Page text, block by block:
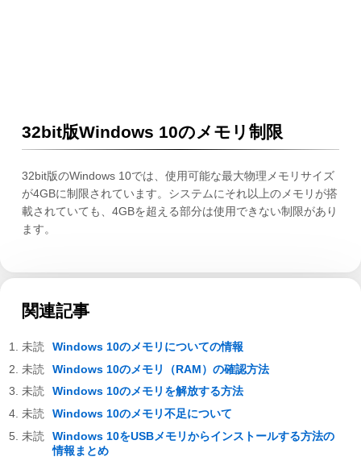
32bit版Windows 10のメモリ制限
32bit版のWindows 10では、使用可能な最大物理メモリサイズ
が4GBに制限されています。システムにそれ以上のメモリが搭
載されていても、4GBを超える部分は使用できない制限があり
ます。
関連記事
Windows 10のメモリについての情報
Windows 10のメモリ（RAM）の確認方法
Windows 10のメモリを解放する方法
Windows 10のメモリ不足について
Windows 10をUSBメモリからインストールする方法の
情報まとめ